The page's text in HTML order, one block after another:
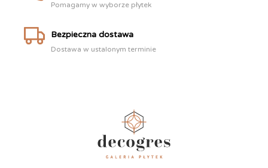
Pomagamy w wyborze płytek
Bezpieczna dostawa
Dostawa w ustalonym terminie